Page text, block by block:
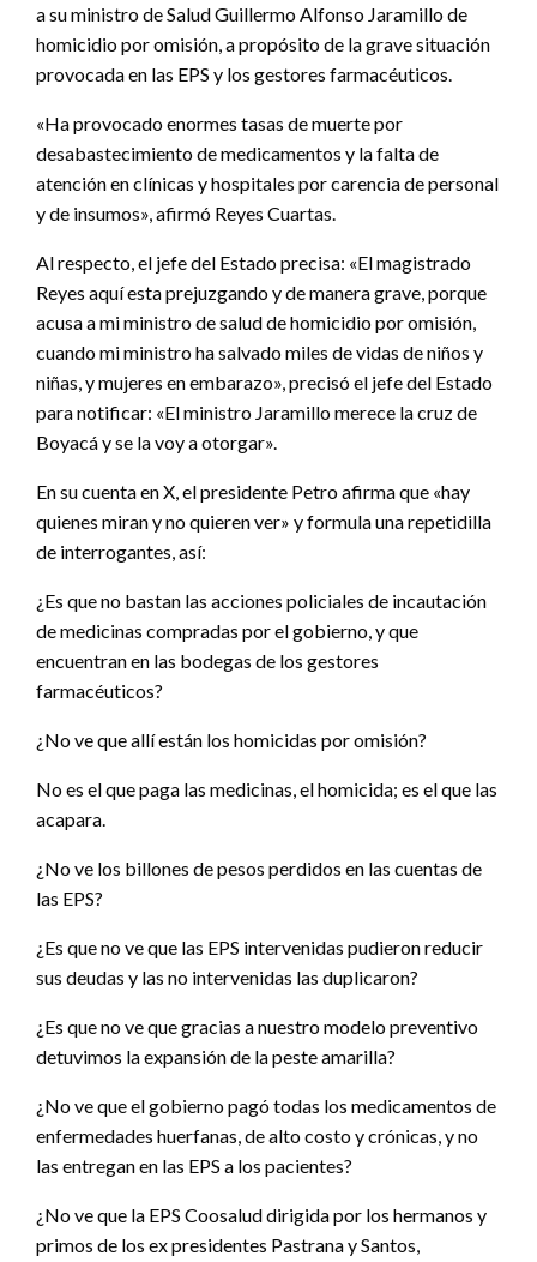
a su ministro de Salud Guillermo Alfonso Jaramillo de
homicidio por omisión, a propósito de la grave situación
provocada en las EPS y los gestores farmacéuticos.
«Ha provocado enormes tasas de muerte por
desabastecimiento de medicamentos y la falta de
atención en clínicas y hospitales por carencia de personal
y de insumos», afirmó Reyes Cuartas.
Al respecto, el jefe del Estado precisa: «El magistrado
Reyes aquí esta prejuzgando y de manera grave, porque
acusa a mi ministro de salud de homicidio por omisión,
cuando mi ministro ha salvado miles de vidas de niños y
niñas, y mujeres en embarazo», precisó el jefe del Estado
para notificar: «El ministro Jaramillo merece la cruz de
Boyacá y se la voy a otorgar».
En su cuenta en X, el presidente Petro afirma que «hay
quienes miran y no quieren ver» y formula una repetidilla
de interrogantes, así:
¿Es que no bastan las acciones policiales de incautación
de medicinas compradas por el gobierno, y que
encuentran en las bodegas de los gestores
farmacéuticos?
¿No ve que allí están los homicidas por omisión?
No es el que paga las medicinas, el homicida; es el que las
acapara.
¿No ve los billones de pesos perdidos en las cuentas de
las EPS?
¿Es que no ve que las EPS intervenidas pudieron reducir
sus deudas y las no intervenidas las duplicaron?
¿Es que no ve que gracias a nuestro modelo preventivo
detuvimos la expansión de la peste amarilla?
¿No ve que el gobierno pagó todas los medicamentos de
enfermedades huerfanas, de alto costo y crónicas, y no
las entregan en las EPS a los pacientes?
¿No ve que la EPS Coosalud dirigida por los hermanos y
primos de los ex presidentes Pastrana y Santos,